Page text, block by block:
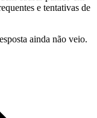
e tentativas de
ainda não veio.